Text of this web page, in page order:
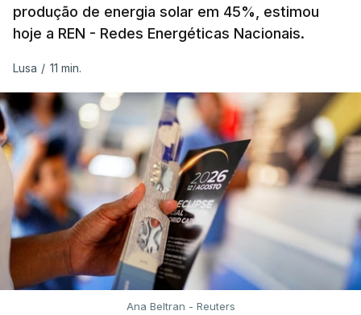
tinha sido divulgado. Alguns pais apontam
incorreções e aguardam a atualização na
ERRO100
ERROR ON HTML5 MEDIA ELEMENT
ESTE CONTEÚDO ESTÁ NESTE
MOMENTO INDISPONÍVEL
produção de energia solar em 45%, estimou
hoje a REN - Redes Energéticas Nacionais.
Lusa / 11 min.
Ana Beltran - Reuters